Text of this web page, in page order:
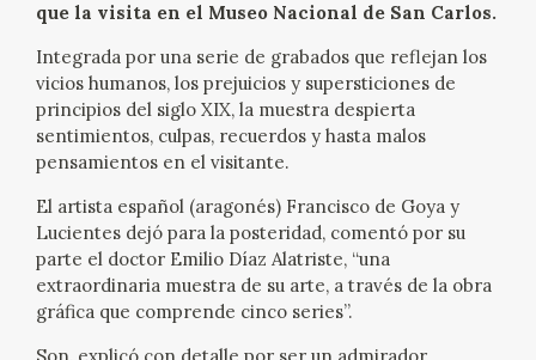
CONTACTO
PROGRAMACIÓN
EXPOSICIONES
ACTUALIDAD
SALA DE PRENSA
que la visita en el Museo Nacional de San Carlos.
Integrada por una serie de grabados que reflejan los
vicios humanos, los prejuicios y supersticiones de
principios del siglo XIX, la muestra despierta
sentimientos, culpas, recuerdos y hasta malos
pensamientos en el visitante.
El artista español (aragonés) Francisco de Goya y
Lucientes dejó para la posteridad, comentó por su
parte el doctor Emilio Díaz Alatriste, “una
extraordinaria muestra de su arte, a través de la obra
gráfica que comprende cinco series”.